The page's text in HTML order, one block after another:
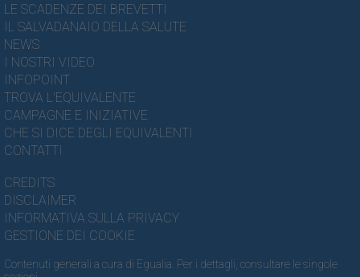
LE SCADENZE DEI BREVETTI
IL SALVADANAIO DELLA SALUTE
NEWS
I NOSTRI VIDEO
INFOPOINT
TROVA L'EQUIVALENTE
CAMPAGNE E INIZIATIVE
CHE SI DICE DEGLI EQUIVALENTI
CONTATTI
CREDITS
DISCLAIMER
INFORMATIVA SULLA PRIVACY
GESTIONE DEI COOKIE
Contenuti generali a cura di Egualia. Per i dettagli, consultare le singole